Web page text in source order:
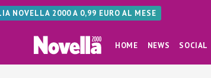
NOVELLA 2000 A 0,99 EURO AL MESE
HOME NEWS SOCIAL